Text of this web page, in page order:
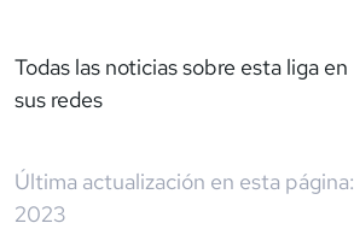
Todas las noticias sobre esta liga en
sus redes
Última actualización en esta página:
2023